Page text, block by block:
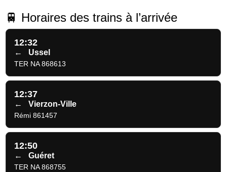
🚆 Horaires des trains à l’arrivée
12:32
← Ussel
TER NA 868613
12:37
← Vierzon-Ville
Rémi 861457
12:50
← Guéret
TER NA 868755